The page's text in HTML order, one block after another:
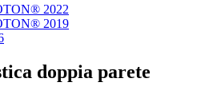
2022
2019
doppia parete